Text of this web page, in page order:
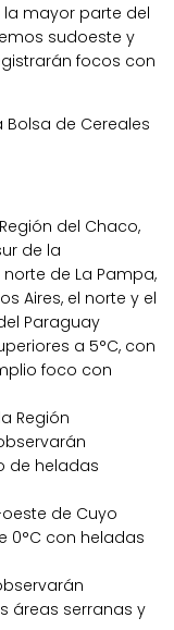
mayor parte del
sudoeste y
focos con
de Cereales
del Chaco,
de la
de La Pampa,
Aires, el norte y el
Paraguay
a 5°C, con
foco con
Región
de heladas
oeste de Cuyo
0°C con heladas
áreas serranas y